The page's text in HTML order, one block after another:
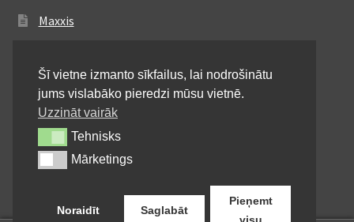
Maxxis
Michelin
Mitas
Pirelli
Shinko
Šī vietne izmanto sīkfailus, lai nodrošinātu
jums vislabāko pieredzi mūsu vietnē.
Uzzināt vairāk
TehnisksTehnisks
MārketingsMārketings
Noraidīt Saglabāt
Pieņemt